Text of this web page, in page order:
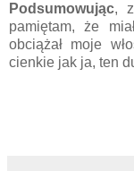
Podsumowując,
pamiętam, że
obciążał moje
cienkie jak ja, ten